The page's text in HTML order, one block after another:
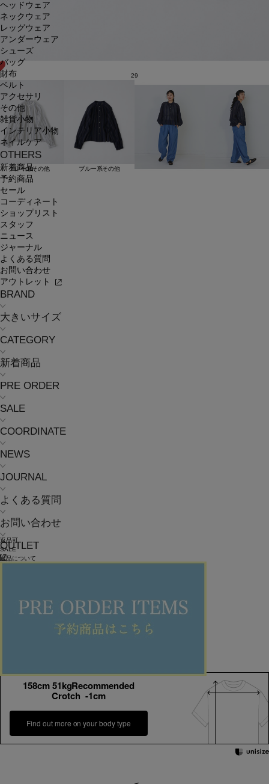
ヘッドウェア
ネックウェア
レッグウェア
アンダーウェア
シューズ
バッグ
財布
ベルト
アクセサリ
その他
雑貨小物
インテリア小物
ネイルケア
OTHERS
新着商品
予約商品
セール
コーディネート
ショップリスト
スタッフ
ニュース
ジャーナル
よくある質問
お問い合わせ
アウトレット
BRAND
大きいサイズ
CATEGORY
新着商品
PRE ORDER
SALE
COORDINATE
NEWS
JOURNAL
よくある質問
お問い合わせ
OUTLET
29
グレー系その他 ブルー系その他
返品可
SALE
返品について
114ポイント還元 (BIGIポイント)
お気に入りアイテム登録数：
158cm 51kgRecommended
Crotch -1cm
Find out more on your body type